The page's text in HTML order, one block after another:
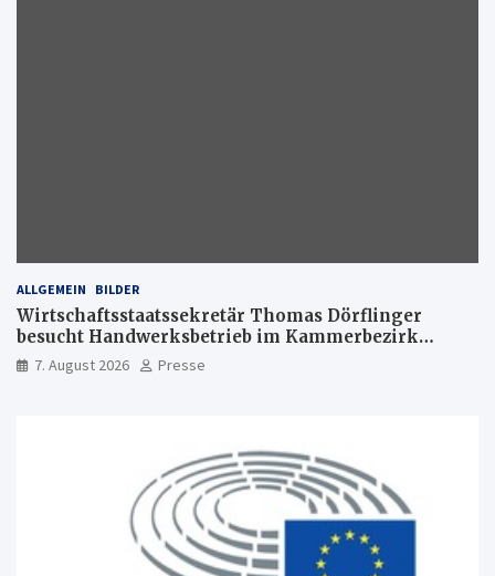
ALLGEMEIN BILDER
Wirtschaftsstaatssekretär Thomas Dörflinger
besucht Handwerksbetrieb im Kammerbezirk
Freiburg
7. August 2026 Presse